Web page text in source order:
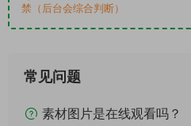
禁（后台会综合判断）
常见问题
素材图片是在线观看吗？